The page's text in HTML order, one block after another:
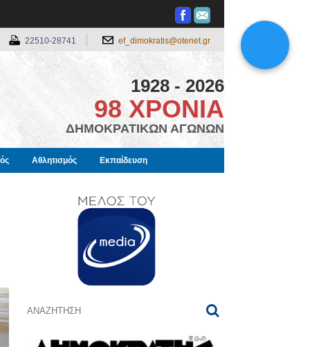
22510-28741 ef_dimokratis@otenet.gr
1928 - 2026
98 ΧΡΟΝΙΑ
ΔΗΜΟΚΡΑΤΙΚΩΝ ΑΓΩΝΩΝ
Αθλητισμός Εκπαίδευση